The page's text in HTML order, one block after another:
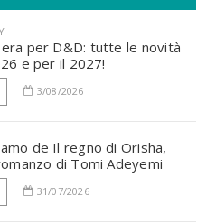
era per D&D: tutte le novità
e per il 2027!
3/08/2026
de Il regno di Orisha,
di Tomi Adeyemi
31/07/2026